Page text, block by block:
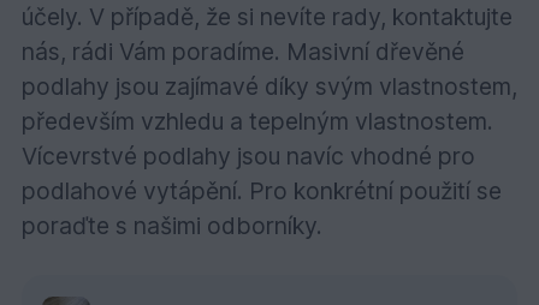
účely. V případě, že si nevíte rady, kontaktujte
nás, rádi Vám poradíme. Masivní dřevěné
podlahy jsou zajímavé díky svým vlastnostem,
především vzhledu a tepelným vlastnostem.
Vícevrstvé podlahy jsou navíc vhodné pro
podlahové vytápění. Pro konkrétní použití se
poraďte s našimi odborníky.